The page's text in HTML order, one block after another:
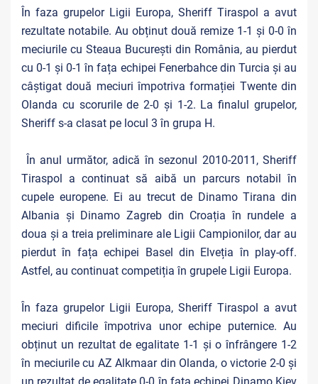
În faza grupelor Ligii Europa, Sheriff Tiraspol a avut
rezultate notabile. Au obținut două remize 1-1 și 0-0 în
meciurile cu Steaua București din România, au pierdut
cu 0-1 și 0-1 în fața echipei Fenerbahce din Turcia și au
câștigat două meciuri împotriva formației Twente din
Olanda cu scorurile de 2-0 și 1-2. La finalul grupelor,
Sheriff s-a clasat pe locul 3 în grupa H.
În anul următor, adică în sezonul 2010-2011, Sheriff
Tiraspol a continuat să aibă un parcurs notabil în
cupele europene. Ei au trecut de Dinamo Tirana din
Albania și Dinamo Zagreb din Croația în rundele a
doua și a treia preliminare ale Ligii Campionilor, dar au
pierdut în fața echipei Basel din Elveția în play-off.
Astfel, au continuat competiția în grupele Ligii Europa.
În faza grupelor Ligii Europa, Sheriff Tiraspol a avut
meciuri dificile împotriva unor echipe puternice. Au
obținut un rezultat de egalitate 1-1 și o înfrângere 1-2
în meciurile cu AZ Alkmaar din Olanda, o victorie 2-0 și
un rezultat de egalitate 0-0 în fața echipei Dinamo Kiev